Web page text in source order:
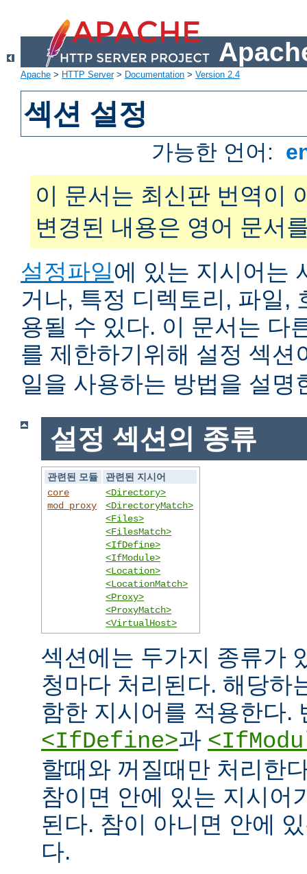
Apache > HTTP Server> Documentation > Version 2.4
섹션 설정
가능한 언어:
이 문서는 최신판 번역이
변경된 내용은 영어 문서
설정파일에 있는 지시어는
거나, 특정 디렉토리, 파일,
용될 수 있다. 이 문서는 다
를 제한하기위해 설정 섹션
일을 사용하는 방법을 설명
설정 섹션의 종류
관련된 모듈
관련된 지시어
core
mod_proxy
<Directory>
<DirectoryMatch>
<Files>
<FilesMatch>
<IfDefine>
<IfModule>
<Location>
<LocationMatch>
<Proxy>
<ProxyMatch>
<VirtualHost>
섹션에는 두가지 종류가
청마다 처리된다. 해당하
함한 지시어를 적용한다.
<IfDefine>과
할때와 꺼질때만 처리한
참이면 안에 있는 지시어
된다. 참이 아니면 안에
다.